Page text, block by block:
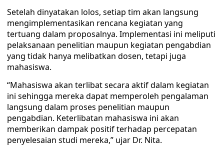
Setelah dinyatakan lolos, setiap tim akan langsung
mengimplementasikan rencana kegiatan yang
tertuang dalam proposalnya. Implementasi ini meliputi
pelaksanaan penelitian maupun kegiatan pengabdian
yang tidak hanya melibatkan dosen, tetapi juga
mahasiswa.
“Mahasiswa akan terlibat secara aktif dalam kegiatan
ini sehingga mereka dapat memperoleh pengalaman
langsung dalam proses penelitian maupun
pengabdian. Keterlibatan mahasiswa ini akan
memberikan dampak positif terhadap percepatan
penyelesaian studi mereka,” ujar Dr. Nita.